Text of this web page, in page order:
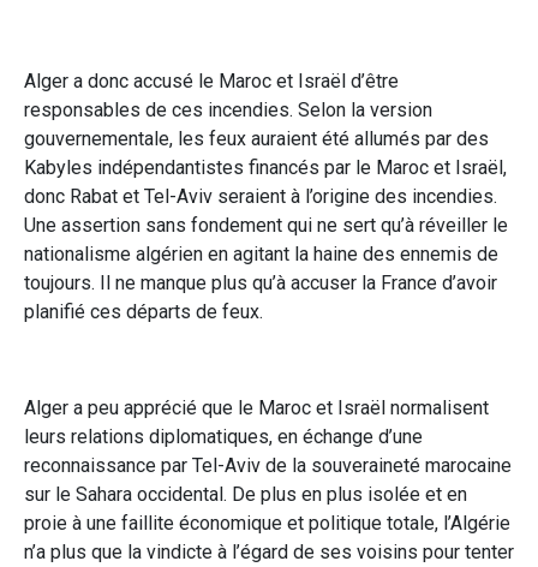
Alger a donc accusé le Maroc et Israël d’être
responsables de ces incendies. Selon la version
gouvernementale, les feux auraient été allumés par des
Kabyles indépendantistes financés par le Maroc et Israël,
donc Rabat et Tel-Aviv seraient à l’origine des incendies.
Une assertion sans fondement qui ne sert qu’à réveiller le
nationalisme algérien en agitant la haine des ennemis de
toujours. Il ne manque plus qu’à accuser la France d’avoir
planifié ces départs de feux.
Alger a peu apprécié que le Maroc et Israël normalisent
leurs relations diplomatiques, en échange d’une
reconnaissance par Tel-Aviv de la souveraineté marocaine
sur le Sahara occidental. De plus en plus isolée et en
proie à une faillite économique et politique totale, l’Algérie
n’a plus que la vindicte à l’égard de ses voisins pour tenter